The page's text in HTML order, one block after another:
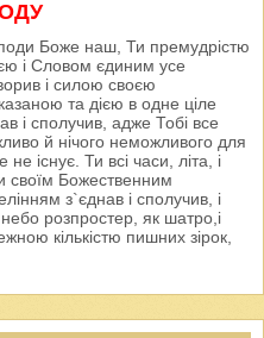
Боже наш, Ти премудрістю
і Словом єдиним усе
і силою своєю
та дією в одне ціле
і сполучив, адже Тобі все
й нічого неможливого для
не існує. Ти всі часи, літа, і
своїм Божественним
з`єднав і сполучив, і
розпростер, як шатро,і
кількістю пишних зірок,